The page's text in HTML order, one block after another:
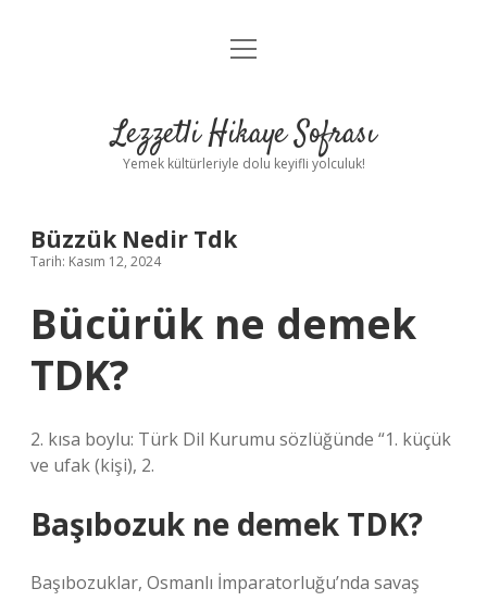
Anasayfa
Yasal Uyarı
menüyü
Lezzetli Hikaye Sofrası
Yemek kültürleriyle dolu keyifli yolculuk!
Büzzük Nedir Tdk
Tarih: Kasım 12, 2024
Bücürük ne demek
TDK?
2. kısa boylu: Türk Dil Kurumu sözlüğünde “1. küçük
ve ufak (kişi), 2.
Başıbozuk ne demek TDK?
Başıbozuklar, Osmanlı İmparatorluğu’nda savaş